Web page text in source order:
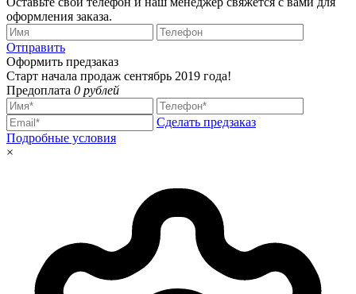
оформления заказа.
Отправить
Оформить предзаказ
Старт начала продаж сентябрь 2019 года!
Предоплата 0 рублей
Сделать предзаказ
Подробные условия
×